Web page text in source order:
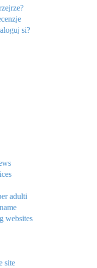
si?
adulti
websites
site